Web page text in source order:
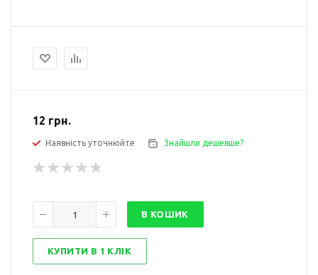
12 грн.
Наявність уточнюйте Знайшли дешевше?
В КОШИК
КУПИТИ В 1 КЛІК